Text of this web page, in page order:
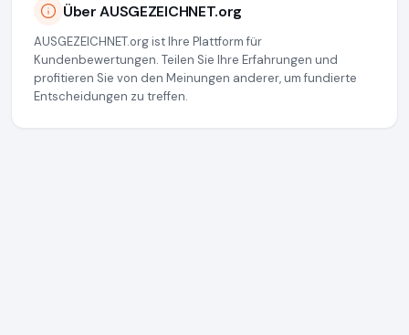
Über AUSGEZEICHNET.org
AUSGEZEICHNET.org ist Ihre Plattform für
Kundenbewertungen. Teilen Sie Ihre Erfahrungen und
profitieren Sie von den Meinungen anderer, um fundierte
Entscheidungen zu treffen.